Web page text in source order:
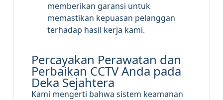
memberikan garansi untuk
memastikan kepuasan pelanggan
terhadap hasil kerja kami.
Percayakan Perawatan dan
Perbaikan CCTV Anda pada
Deka Sejahtera
Kami mengerti bahwa sistem keamanan